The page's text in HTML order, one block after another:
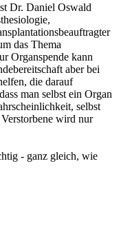
Dr. Daniel Oswald
das Thema
Organspende kann
aber bei
die darauf
man selbst ein Organ
selbst
wird nur
- ganz gleich, wie